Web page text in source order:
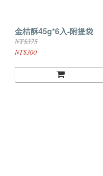
金桔酥45g*6入-附提袋
NT$375
NT$300